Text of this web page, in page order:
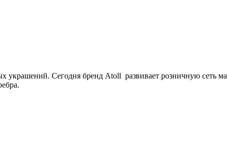
Сегодня бренд Atoll развивает розничную сеть